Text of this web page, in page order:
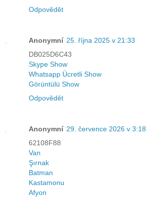
Odpovědět
Anonymní 25. října 2025 v 21:33
DB025D6C43
Skype Show
Whatsapp Ücretli Show
Görüntülü Show
Odpovědět
Anonymní 29. července 2026 v 3:18
62108F88
Van
Şırnak
Batman
Kastamonu
Afyon